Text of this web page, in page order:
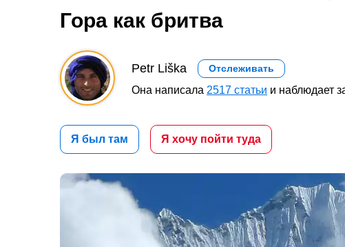
Гора как бритва
Petr Liška Отслеживать
Она написала 2517 статьи и наблюдает
Я был там Я хочу пойти туда